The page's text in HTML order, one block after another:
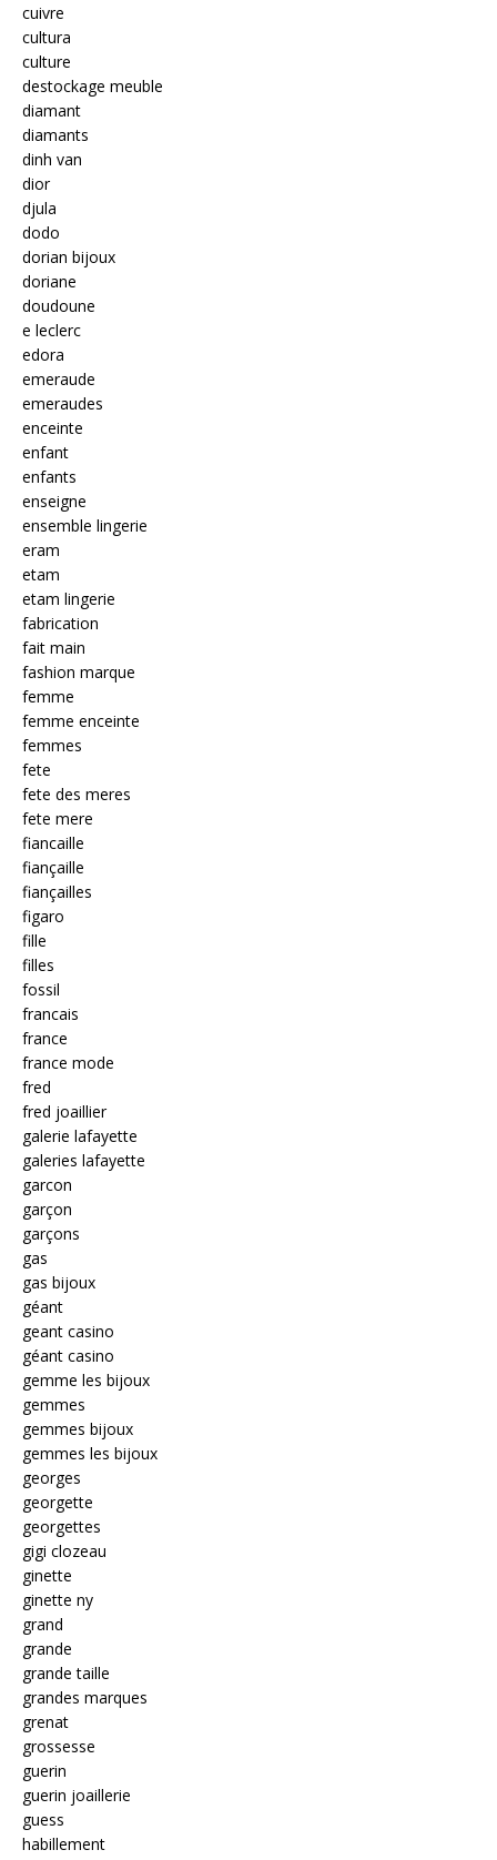
cuivre
cultura
culture
destockage meuble
diamant
diamants
dinh van
dior
djula
dodo
dorian bijoux
doriane
doudoune
e leclerc
edora
emeraude
emeraudes
enceinte
enfant
enfants
enseigne
ensemble lingerie
eram
etam
etam lingerie
fabrication
fait main
fashion marque
femme
femme enceinte
femmes
fete
fete des meres
fete mere
fiancaille
fiançaille
fiançailles
figaro
fille
filles
fossil
francais
france
france mode
fred
fred joaillier
galerie lafayette
galeries lafayette
garcon
garçon
garçons
gas
gas bijoux
géant
geant casino
géant casino
gemme les bijoux
gemmes
gemmes bijoux
gemmes les bijoux
georges
georgette
georgettes
gigi clozeau
ginette
ginette ny
grand
grande
grande taille
grandes marques
grenat
grossesse
guerin
guerin joaillerie
guess
habillement